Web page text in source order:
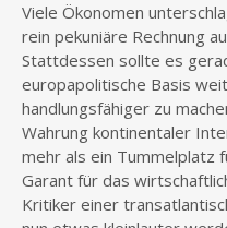
Viele Ökonomen
rein pekuniäre Rechnung
Stattdessen sollte es
europapolitische Basis
handlungsfähiger zu
Wahrung kontinentaler
mehr als ein Tummelplatz
Garant für das
Kritiker einer